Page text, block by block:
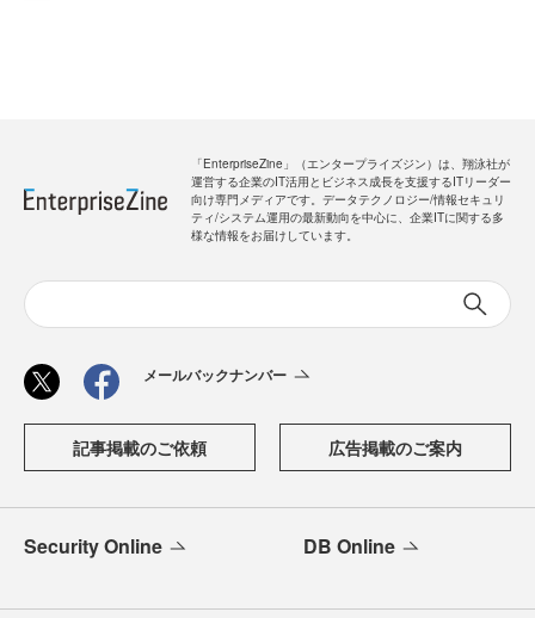
「EnterpriseZine」（エンタープライズジン）は、翔泳社が
運営する企業のIT活用とビジネス成長を支援するITリーダー
向け専門メディアです。データテクノロジー/情報セキュリ
ティ/システム運用の最新動向を中心に、企業ITに関する多
様な情報をお届けしています。
メールバックナンバー
記事掲載のご依頼 広告掲載のご案内
Security Online DB Online